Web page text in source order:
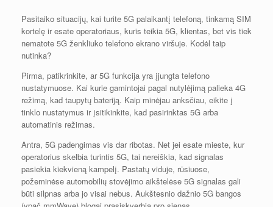
Pasitaiko situacijų, kai turite 5G palaikantį telefoną, tinkamą SIM
kortelę ir esate operatoriaus, kuris teikia 5G, klientas, bet vis tiek
nematote 5G ženkliuko telefono ekrano viršuje. Kodėl taip
nutinka?
Pirma, patikrinkite, ar 5G funkcija yra įjungta telefono
nustatymuose. Kai kurie gamintojai pagal nutylėjimą palieka 4G
režimą, kad taupytų bateriją. Kaip minėjau anksčiau, eikite į
tinklo nustatymus ir įsitikinkite, kad pasirinktas 5G arba
automatinis režimas.
Antra, 5G padengimas vis dar ribotas. Net jei esate mieste, kur
operatorius skelbia turintis 5G, tai nereiškia, kad signalas
pasiekia kiekvieną kampelį. Pastatų viduje, rūsiuose,
požeminėse automobilių stovėjimo aikštelėse 5G signalas gali
būti silpnas arba jo visai nebus. Aukštesnio dažnio 5G bangos